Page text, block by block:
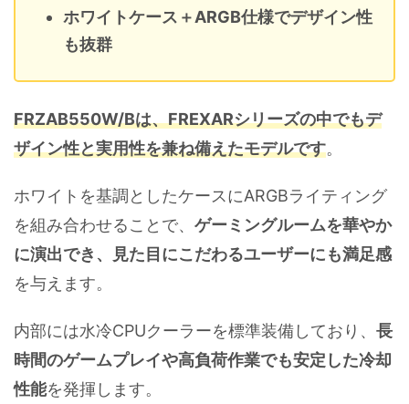
ホワイトケース＋ARGB仕様でデザイン性
も抜群
FRZAB550W/Bは、FREXARシリーズの中でもデ
ザイン性と実用性を兼ね備えたモデルです。
ホワイトを基調としたケースにARGBライティング
を組み合わせることで、 ゲーミングルームを華やか
に演出でき、見た目にこだわるユーザーにも満足感
を与えます。
内部には水冷CPUクーラーを標準装備しており、 長
時間のゲームプレイや高負荷作業でも安定した冷却
性能を発揮します。